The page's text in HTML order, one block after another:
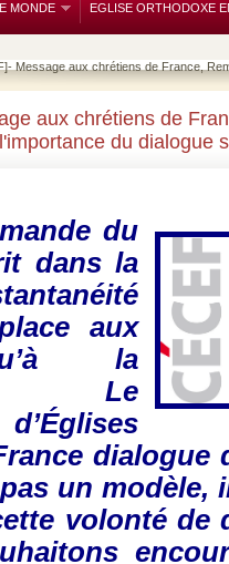
MONDE EGLISE ORTHODOXE
Message aux chrétiens de France,
aux chrétiens de
du dialogue
du
dansla
aux
la
Le
d’Églises
dialogue
un modèle,
volontéde